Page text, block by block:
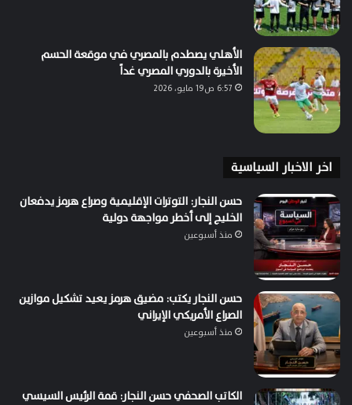
الأهلي يصطدم بالمصري في موقعة الحسم
الأخيرة بالدوري المصري غداً
6:57 ص19 مايو، 2026
اخر الاخبار السياسية
حسن النجار: التوترات الإقليمية وصراع هرمز يدفعان
الخليج إلى أخطر مواجهة دولية
منذ أسبوعين
حسن النجار يكتب: مضيق هرمز يعيد تشكيل موازين
الصراع الأمريكي الإيراني
منذ أسبوعين
الكاتب الصحفي حسن النجار: قمة الرئيس السيسي